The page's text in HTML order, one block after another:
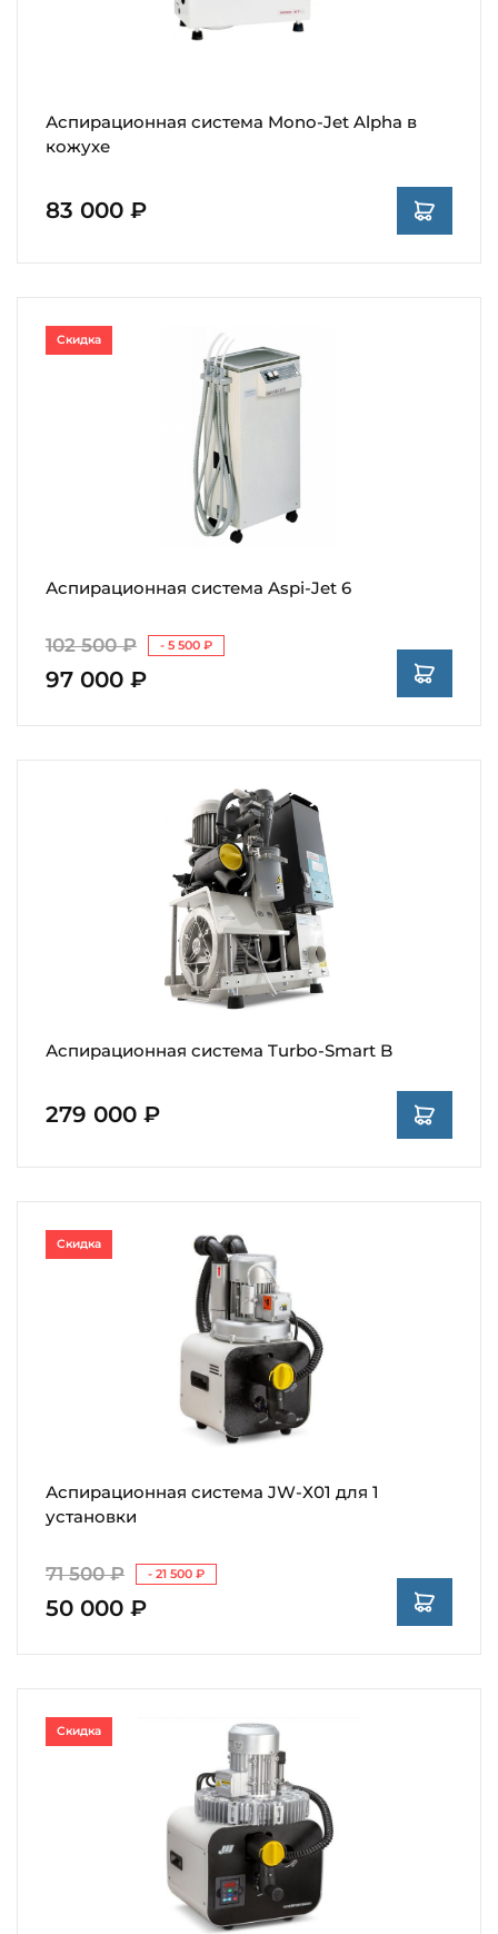
Аспирационная система Mono-Jet Alpha в
кожухе
83 000 ₽
Аспирационная система Aspi-Jet 6
102 500 ₽ - 5 500 ₽
97 000 ₽
Скидка
Аспирационная система Turbo-Smart B
279 000 ₽
Аспирационная система JW-Х01 для 1
установки
71 500 ₽ - 21 500 ₽
50 000 ₽
Скидка
Скидка